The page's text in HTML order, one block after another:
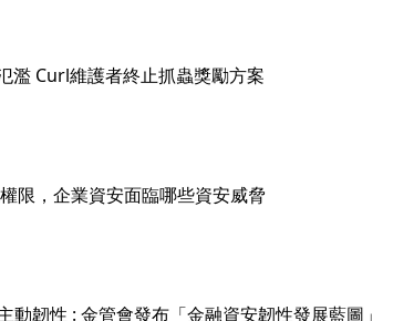
濫 Curl維護者終止抓蟲獎勵方案
限，企業資安面臨哪些資安威脅
韌性 : 金管會發布「金融資安韌性發展藍圖」